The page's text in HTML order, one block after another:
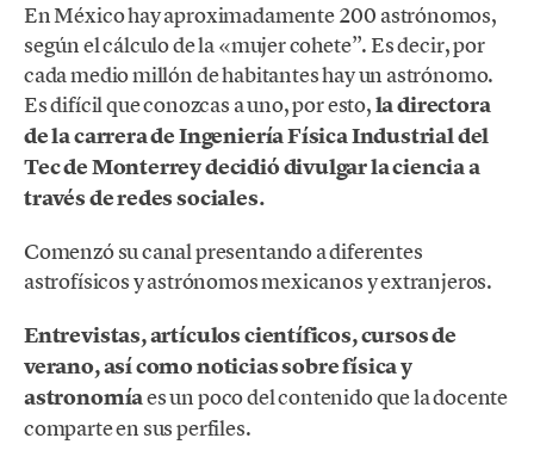
En México hay aproximadamente 200 astrónomos,
según el cálculo de la «mujer cohete”. Es decir, por
cada medio millón de habitantes hay un astrónomo.
Es difícil que conozcas a uno, por esto,la directora
de la carrera de Ingeniería Física Industrial del
Tec de Monterrey decidió divulgar la ciencia a
través de redes sociales.
Comenzó su canal presentando a diferentes
astrofísicos y astrónomos mexicanos y extranjeros.
Entrevistas, artículos científicos, cursos de
verano, así como noticias sobre física y
astronomíaes un poco del contenido que la docente
comparte en sus perfiles.